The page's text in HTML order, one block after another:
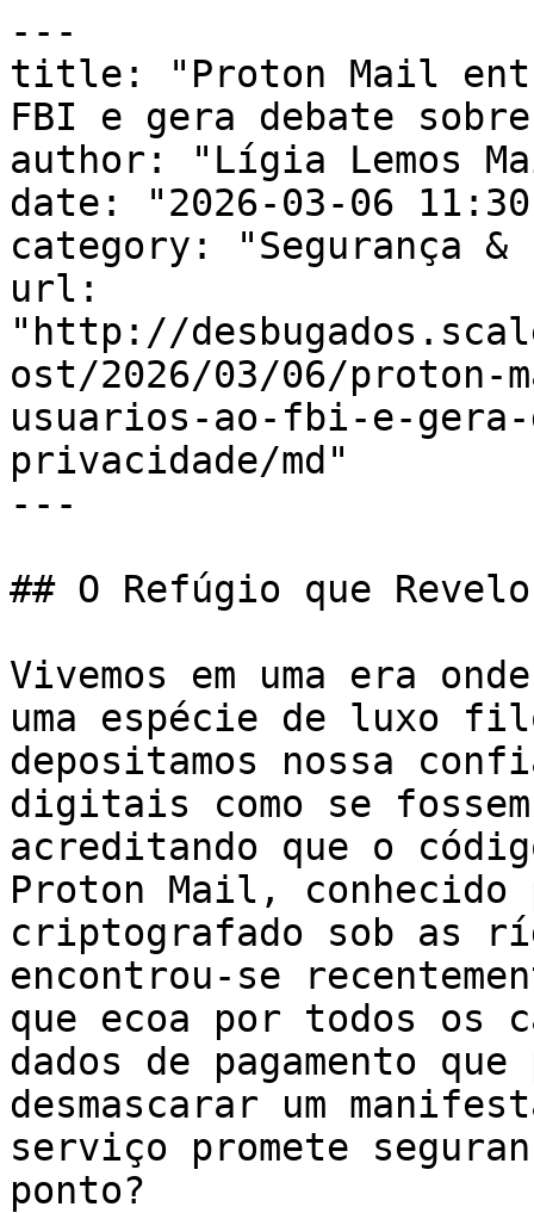
---
title: "Proton Mail
FBI e gera debate
author: "Lígia Lemos
date: "2026-03-06
category: "Segurança
url:
"http://
ost/2026/03/06/proton-
usuarios-ao-fbi-e-gera-
privacidade/md"
---
## O Refúgio que
Vivemos em uma era
uma espécie de luxo
depositamos nossa
digitais como se
acreditando que o
Proton Mail,
criptografado sob as
encontrou-se
que ecoa por todos os
dados de pagamento
desmascarar um
serviço promete
ponto?